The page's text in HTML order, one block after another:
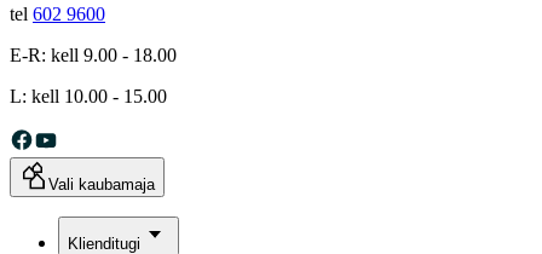
tel 602 9600
E-R: kell 9.00 - 18.00
L: kell 10.00 - 15.00
Vali kaubamaja
Klienditugi